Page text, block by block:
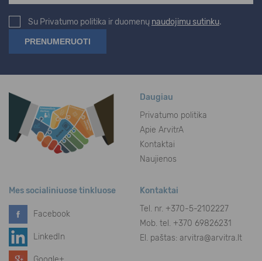
Su Privatumo politika ir duomenų naudojimu sutinku.
Daugiau
Privatumo politika
Apie ArvitrA
Kontaktai
Naujienos
Mes socialiniuose tinkluose
Facebook
LinkedIn
Kontaktai
Tel. nr. +370-5-2102227
Mob. tel. +370 69826231
El. paštas:arvitra@arvitra.lt